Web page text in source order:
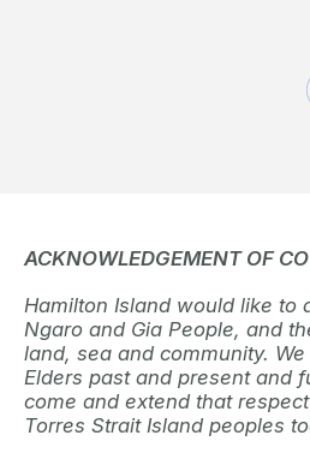
ACKNOWLEDGEMENT OF
Hamilton Island would like to
Ngaro and Gia People, and
land, sea and community.
Elders past and present and
come and extend that
Torres Strait Island peoples